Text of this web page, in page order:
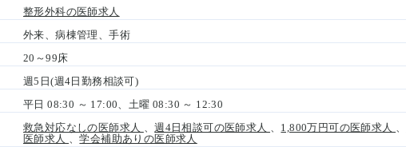
整形外科の医師求人
外来、病棟管理、手術
20～99床
週5日(週4日勤務相談可)
平日 08:30 ～ 17:00、土曜 08:30 ～ 12:30
救急対応なしの医師求人 、週4日相談可の医師求人 、 1,800万円可の医師求人 、
医師求人 、学会補助ありの医師求人